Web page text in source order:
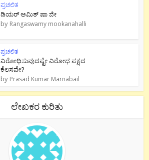
ಪ್ರಚಲಿತ
ಡಿಯರ್ ಅಮಿತ್ ಷಾ ಜೀ
by Rangaswamy mookanahalli
ಪ್ರಚಲಿತ
ವಿರೋಧಿಸುವುದಷ್ಟೇ ವಿರೋಧ ಪಕ್ಷದ
ಕೆಲಸವೇ?
by Prasad Kumar Marnabail
ಲೇಖಕರ ಕುರಿತು